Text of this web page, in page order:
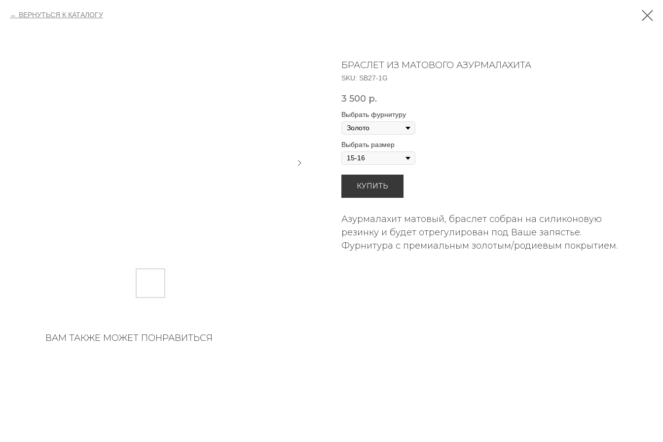
ВЕРНУТЬСЯ К КАТАЛОГУ
БРАСЛЕТ ИЗ МАТОВОГО АЗУРМАЛАХИТА
SKU: SB27-1G
3 500 р.
Выбрать фурнитуру
Выбрать размер
КУПИТЬ
Азурмалахит матовый, браслет собран на силиконовую
резинку и будет отрегулирован под Ваше запястье.
Фурнитура с премиальным золотым/родиевым покрытием.
ВАМ ТАКЖЕ МОЖЕТ ПОНРАВИТЬСЯ